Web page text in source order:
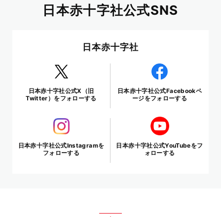
日本赤十字社公式SNS
日本赤十字社
日本赤十字社公式X（旧
Twitter）をフォローする
日本赤十字社公式Facebookペ
ージをフォローする
日本赤十字社公式Instagramを
フォローする
日本赤十字社公式YouTubeをフ
ォローする